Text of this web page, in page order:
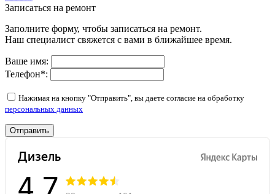
Записаться на ремонт
Заполните форму, чтобы записаться на ремонт.
Наш специалист свяжется с вами в ближайшее время.
Ваше имя:
Телефон*:
Нажимая на кнопку "Отправить", вы даете согласие на обработку
персональных данных
Отправить